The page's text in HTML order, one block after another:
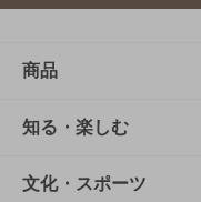
商品
商品TOP
商品一覧
知る・楽しむ
知る・楽しむTOP
文化・スポーツ